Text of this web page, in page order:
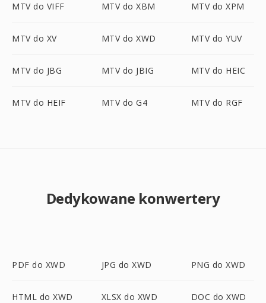
MTV do VIFF MTV do XBM MTV do XPM
MTV do XV MTV do XWD MTV do YUV
MTV do JBG MTV do JBIG MTV do HEIC
MTV do HEIF MTV do G4 MTV do RGF
Dedykowane konwertery
PDF do XWD JPG do XWD PNG do XWD
HTML do XWD XLSX do XWD DOC do XWD